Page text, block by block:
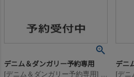
デニム＆ダンガリー予約専用 デニ